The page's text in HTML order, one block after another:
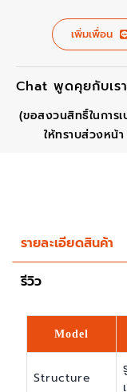
เพิ่มเพื่อน
Chat พูดคุยกับเร
(ขอสงวนสิทธิ์ในการ
ให้ทราบส่วงหน้
รายละเอียดสินค้า
รีวิว
Model
Structure